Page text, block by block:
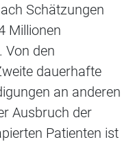
Schätzungen
Millionen
Von den
dauerhafte
an anderen
Ausbruch der
Patienten ist